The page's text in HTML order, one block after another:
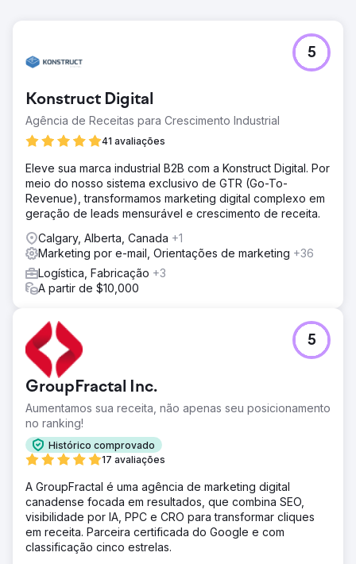
Konstruct Digital
Agência de Receitas para Crescimento Industrial
41 avaliações
5
Eleve sua marca industrial B2B com a Konstruct Digital. Por
meio do nosso sistema exclusivo de GTR (Go-To-
Revenue), transformamos marketing digital complexo em
geração de leads mensurável e crescimento de receita.
Calgary, Alberta, Canada +1
Marketing por e-mail, Orientações de marketing +36
Logística, Fabricação +3
A partir de $10,000
GroupFractal Inc.
Aumentamos sua receita, não apenas seu posicionamento
no ranking!
Histórico comprovado
17 avaliações
5
A GroupFractal é uma agência de marketing digital
canadense focada em resultados, que combina SEO,
visibilidade por IA, PPC e CRO para transformar cliques
em receita. Parceira certificada do Google e com
classificação cinco estrelas.